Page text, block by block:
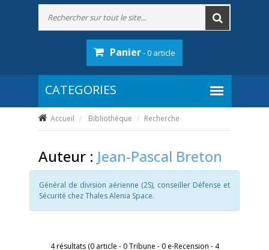
Panier- 0 article
Accueil Bibliothèque Recherche
Auteur : Jean-Pascal Breton
Général de division aérienne (2S), conseiller Défense et
Sécurité chez Thales Alenia Space.
4 résultats (0 article - 0 Tribune - 0 e-Recension - 4